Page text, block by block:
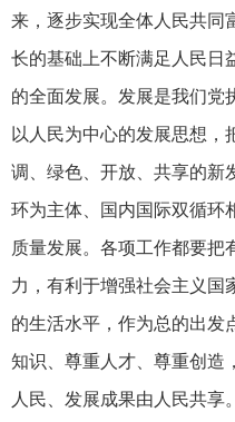
来，逐步实现全体人民共同
长的基础上不断满足人民日
的全面发展。发展是我们党
以人民为中心的发展思想，
调、绿色、开放、共享的新
环为主体、国内国际双循环
质量发展。各项工作都要把
力，有利于增强社会主义国
的生活水平，作为总的出发
知识、尊重人才、尊重创造
人民、发展成果由人民共